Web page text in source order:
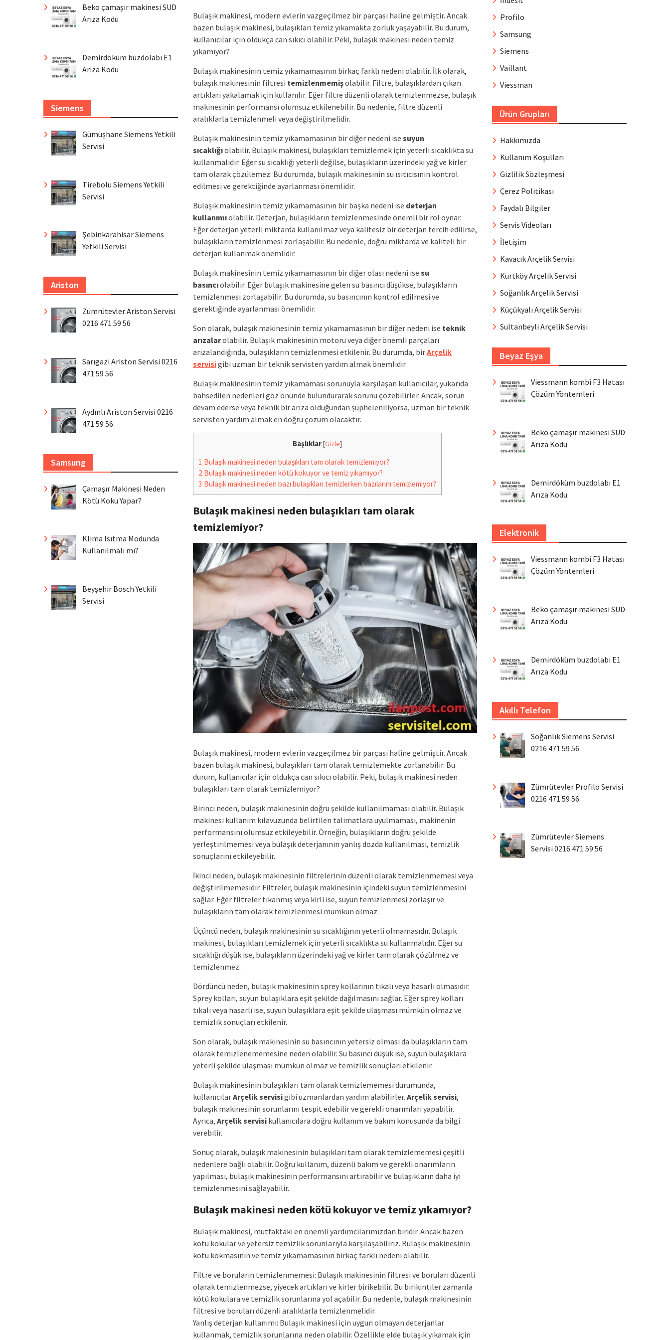
Bulaşık makinesi, modern evlerin vazgeçilmez bir parçası haline gelmiştir. Ancak
bazen bulaşık makinesi, bulaşıkları temiz yıkamakta zorluk yaşayabilir. Bu durum,
kullanıcılar için oldukça can sıkıcı olabilir. Peki, bulaşık makinesi neden temiz
yıkamıyor?
Bulaşık makinesinin temiz yıkamamasının birkaç farklı nedeni olabilir. İlk olarak,
bulaşık makinesinin filtresi temizlenmemişolabilir. Filtre, bulaşıklardan çıkan
artıkları yakalamak için kullanılır. Eğer filtre düzenli olarak temizlenmezse, bulaşık
makinesinin performansı olumsuz etkilenebilir. Bu nedenle, filtre düzenli
aralıklarla temizlenmeli veya değiştirilmelidir.
Bulaşık makinesinin temiz yıkamamasının bir diğer nedeni ise suyun
sıcaklığıolabilir. Bulaşık makinesi, bulaşıkları temizlemek için yeterli sıcaklıkta su
kullanmalıdır. Eğer su sıcaklığı yeterli değilse, bulaşıkların üzerindeki yağ ve kirler
tam olarak çözülemez. Bu durumda, bulaşık makinesinin su ısıtıcısının kontrol
edilmesi ve gerektiğinde ayarlanması önemlidir.
Bulaşık makinesinin temiz yıkamamasının bir başka nedeni ise deterjan
kullanımıolabilir. Deterjan, bulaşıkların temizlenmesinde önemli bir rol oynar.
Eğer deterjan yeterli miktarda kullanılmaz veya kalitesiz bir deterjan tercih edilirse,
bulaşıkların temizlenmesi zorlaşabilir. Bu nedenle, doğru miktarda ve kaliteli bir
deterjan kullanmak önemlidir.
Bulaşık makinesinin temiz yıkamamasının bir diğer olası nedeni ise su
basıncıolabilir. Eğer bulaşık makinesine gelen su basıncı düşükse, bulaşıkların
temizlenmesi zorlaşabilir. Bu durumda, su basıncının kontrol edilmesi ve
gerektiğinde ayarlanması önemlidir.
Son olarak, bulaşık makinesinin temiz yıkamamasının bir diğer nedeni ise teknik
arızalarolabilir. Bulaşık makinesinin motoru veya diğer önemli parçaları
arızalandığında, bulaşıkların temizlenmesi etkilenir. Bu durumda, birArçelik
servisigibi uzman bir teknik servisten yardım almak önemlidir.
Bulaşık makinesinin temiz yıkamaması sorunuyla karşılaşan kullanıcılar, yukarıda
bahsedilen nedenleri göz önünde bulundurarak sorunu çözebilirler. Ancak, sorun
devam ederse veya teknik bir arıza olduğundan şüpheleniliyorsa, uzman bir teknik
servisten yardım almak en doğru çözüm olacaktır.
Başlıklar[Gizle]
1 Bulaşık makinesi neden bulaşıkları tam olarak temizlemiyor?
2 Bulaşık makinesi neden kötü kokuyor ve temiz yıkamıyor?
3 Bulaşık makinesi neden bazı bulaşıkları temizlerken bazılarını temizlemiyor?
Bulaşık makinesi neden bulaşıkları tam olarak
temizlemiyor?
Bulaşık makinesi, modern evlerin vazgeçilmez bir parçası haline gelmiştir. Ancak
bazen bulaşık makinesi, bulaşıkları tam olarak temizlemekte zorlanabilir. Bu
durum, kullanıcılar için oldukça can sıkıcı olabilir. Peki, bulaşık makinesi neden
bulaşıkları tam olarak temizlemiyor?
Birinci neden, bulaşık makinesinin doğru şekilde kullanılmaması olabilir. Bulaşık
makinesi kullanım kılavuzunda belirtilen talimatlara uyulmaması, makinenin
performansını olumsuz etkileyebilir. Örneğin, bulaşıkların doğru şekilde
yerleştirilmemesi veya bulaşık deterjanının yanlış dozda kullanılması, temizlik
sonuçlarını etkileyebilir.
İkinci neden, bulaşık makinesinin filtrelerinin düzenli olarak temizlenmemesi veya
değiştirilmemesidir. Filtreler, bulaşık makinesinin içindeki suyun temizlenmesini
sağlar. Eğer filtreler tıkanmış veya kirli ise, suyun temizlenmesi zorlaşır ve
bulaşıkların tam olarak temizlenmesi mümkün olmaz.
Üçüncü neden, bulaşık makinesinin su sıcaklığının yeterli olmamasıdır. Bulaşık
makinesi, bulaşıkları temizlemek için yeterli sıcaklıkta su kullanmalıdır. Eğer su
sıcaklığı düşük ise, bulaşıkların üzerindeki yağ ve kirler tam olarak çözülmez ve
temizlenmez.
Dördüncü neden, bulaşık makinesinin sprey kollarının tıkalı veya hasarlı olmasıdır.
Sprey kolları, suyun bulaşıklara eşit şekilde dağılmasını sağlar. Eğer sprey kolları
tıkalı veya hasarlı ise, suyun bulaşıklara eşit şekilde ulaşması mümkün olmaz ve
temizlik sonuçları etkilenir.
Son olarak, bulaşık makinesinin su basıncının yetersiz olması da bulaşıkların tam
olarak temizlenememesine neden olabilir. Su basıncı düşük ise, suyun bulaşıklara
yeterli şekilde ulaşması mümkün olmaz ve temizlik sonuçları etkilenir.
Bulaşık makinesinin bulaşıkları tam olarak temizlememesi durumunda,
kullanıcılarArçelik servisigibi uzmanlardan yardım alabilirler. Arçelik servisi,
bulaşık makinesinin sorunlarını tespit edebilir ve gerekli onarımları yapabilir.
Ayrıca, Arçelik servisi kullanıcılara doğru kullanım ve bakım konusunda da bilgi
verebilir.
Sonuç olarak, bulaşık makinesinin bulaşıkları tam olarak temizlememesi çeşitli
nedenlere bağlı olabilir. Doğru kullanım, düzenli bakım ve gerekli onarımların
yapılması, bulaşık makinesinin performansını artırabilir ve bulaşıkların daha iyi
temizlenmesini sağlayabilir.
Bulaşık makinesi neden kötü kokuyor ve temiz yıkamıyor?
Bulaşık makinesi, mutfaktaki en önemli yardımcılarımızdan biridir. Ancak bazen
kötü kokular ve yetersiz temizlik sorunlarıyla karşılaşabiliriz. Bulaşık makinesinin
kötü kokmasının ve temiz yıkamamasının birkaç farklı nedeni olabilir.
Filtre ve boruların temizlenmemesi: Bulaşık makinesinin filtresi ve boruları düzenli
olarak temizlenmezse, yiyecek artıkları ve kirler birikebilir. Bu birikintiler zamanla
kötü kokulara ve temizlik sorunlarına yol açabilir. Bu nedenle, bulaşık makinesinin
filtresi ve boruları düzenli aralıklarla temizlenmelidir.
Yanlış deterjan kullanımı: Bulaşık makinesi için uygun olmayan deterjanlar
kullanmak, temizlik sorunlarına neden olabilir. Özellikle elde bulaşık yıkamak için
Profilo
Samsung
Siemens
Vaillant
Viessman
Ürün Grupları
Hakkımızda
Kullanım Koşulları
Gizlilik Sözleşmesi
Çerez Politikası
Faydalı Bilgiler
Servis Videoları
İletişim
Kavacık Arçelik Servisi
Kurtköy Arçelik Servisi
Soğanlık Arçelik Servisi
Küçükyalı Arçelik Servisi
Sultanbeyli Arçelik Servisi
Beyaz Eşya
Viessmann kombi F3 Hatası
Çözüm Yöntemleri
Beko çamaşır makinesi SUD
Arıza Kodu
Demirdöküm buzdolabı E1
Arıza Kodu
Elektronik
Viessmann kombi F3 Hatası
Çözüm Yöntemleri
Beko çamaşır makinesi SUD
Arıza Kodu
Demirdöküm buzdolabı E1
Arıza Kodu
Akıllı Telefon
Soğanlık Siemens Servisi
0216 471 59 56
Zümrütevler Profilo Servisi
0216 471 59 56
Zümrütevler Siemens
Servisi 0216 471 59 56
Beko çamaşır makinesi SUD
Arıza Kodu
Demirdöküm buzdolabı E1
Arıza Kodu
Siemens
Gümüşhane Siemens Yetkili
Servisi
Tirebolu Siemens Yetkili
Servisi
Şebinkarahisar Siemens
Yetkili Servisi
Ariston
Zümrütevler Ariston Servisi
0216 471 59 56
Sarıgazi Ariston Servisi 0216
471 59 56
Aydınlı Ariston Servisi 0216
471 59 56
Samsung
Çamaşır Makinesi Neden
Kötü Koku Yapar?
Klima Isıtma Modunda
Kullanılmalı mı?
Beyşehir Bosch Yetkili
Servisi